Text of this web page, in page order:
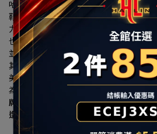
哈林運動表示，此次於HA LIN Running
鞋HOKA確認坐鎮機能專區，是目前成
力於開發適應高難度地形與賽事的超跑
也能搶進潮流最前線，在改裝慶開幕期
並引進了亞洲慢跑工藝之王Asics與百年
其中Asics 擁有超高人氣的亞瑟膠避震
美貼合亞洲人足底。
為了提供最專業的購鞋體驗，哈林運動
牌「岱宇(Dyaco)」跨界合作，在HA
造「專業跑步機實境動態體驗區」，引
「SOLE」電動跑步機，內含觸控式螢幕